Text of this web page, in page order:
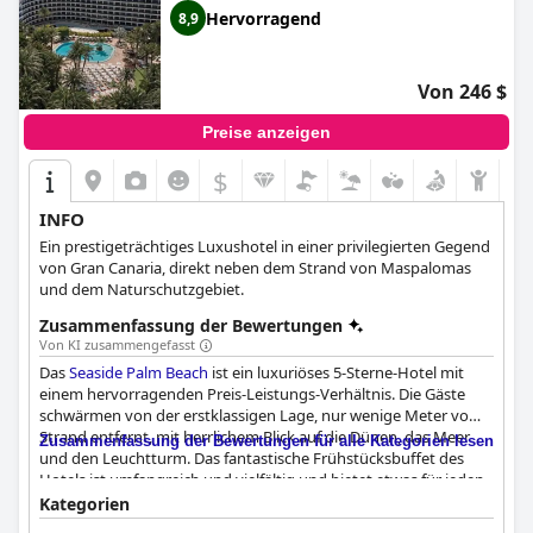
8,9 Hervorragend
Von 246 $
Preise anzeigen
$
INFO
Ein prestigeträchtiges Luxushotel in einer privilegierten Gegend
von Gran Canaria, direkt neben dem Strand von Maspalomas
und dem Naturschutzgebiet.
Zusammenfassung der Bewertungen
Von KI zusammengefasst
DasSeaside Palm Beach ist ein luxuriöses 5-Sterne-Hotel mit
einem hervorragenden Preis-Leistungs-Verhältnis. Die Gäste
schwärmen von der erstklassigen Lage, nur wenige Meter vom
Strand entfernt, mit herrlichem Blick auf die Dünen, das Meer
und den Leuchtturm. Das fantastische Frühstücksbuffet des
Hotels ist umfangreich und vielfältig und bietet etwas für jeden
Geschmack. Das Essen wird allgemein als "fantastisch" und
"wirklich gut" beschrieben. Das außergewöhnliche
Zusammenfassung der Bewertungen für alle Kategorien lesen
Kategorien